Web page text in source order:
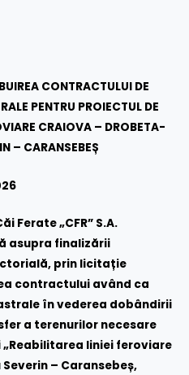
CONTRACTULUI DE
PENTRU PROIECTUL DE
CRAIOVA – DROBETA-
– CARANSEBEȘ
Ferate „CFR” S.A.
asupra finalizării
prin licitație
contractului având ca
în vederea dobândirii
a terenurilor necesare
liniei feroviare
– Caransebeș,